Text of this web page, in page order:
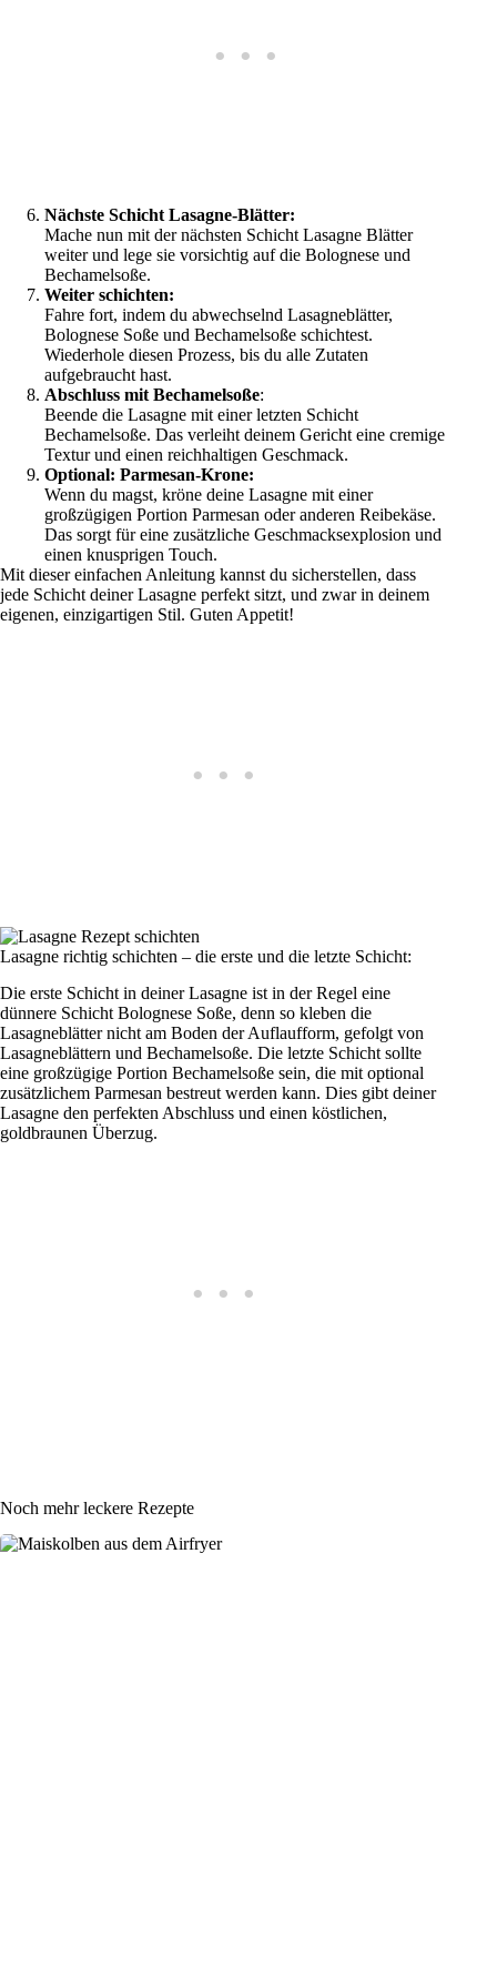
Nächste Schicht Lasagne-Blätter:
Mache nun mit der nächsten Schicht Lasagne Blätter
weiter und lege sie vorsichtig auf die Bolognese und
Bechamelsoße.
Weiter schichten:
Fahre fort, indem du abwechselnd Lasagneblätter,
Bolognese Soße und Bechamelsoße schichtest.
Wiederhole diesen Prozess, bis du alle Zutaten
aufgebraucht hast.
Abschluss mit Bechamelsoße:
Beende die Lasagne mit einer letzten Schicht
Bechamelsoße. Das verleiht deinem Gericht eine cremige
Textur und einen reichhaltigen Geschmack.
Optional: Parmesan-Krone:
Wenn du magst, kröne deine Lasagne mit einer
großzügigen Portion Parmesan oder anderen Reibekäse.
Das sorgt für eine zusätzliche Geschmacksexplosion und
einen knusprigen Touch.
Mit dieser einfachen Anleitung kannst du sicherstellen, dass
jede Schicht deiner Lasagne perfekt sitzt, und zwar in deinem
eigenen, einzigartigen Stil. Guten Appetit!
Lasagne richtig schichten – die erste und die letzte Schicht:
Die erste Schicht in deiner Lasagne ist in der Regel eine
dünnere Schicht Bolognese Soße, denn so kleben die
Lasagneblätter nicht am Boden der Auflaufform, gefolgt von
Lasagneblättern und Bechamelsoße. Die letzte Schicht sollte
eine großzügige Portion Bechamelsoße sein, die mit optional
zusätzlichem Parmesan bestreut werden kann. Dies gibt deiner
Lasagne den perfekten Abschluss und einen köstlichen,
goldbraunen Überzug.
Noch mehr leckere Rezepte